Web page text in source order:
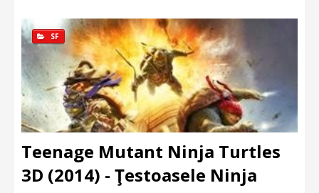
SF
Teenage Mutant Ninja Turtles
3D (2014) - Ţestoasele Ninja